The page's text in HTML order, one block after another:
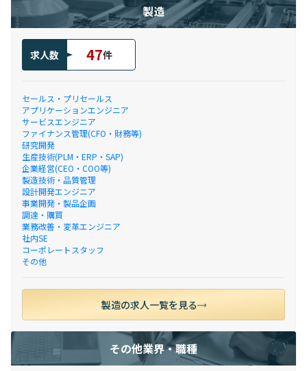
製造
求人数 47件
セールス・プリセールス
アプリケーションエンジニア
サービスエンジニア
ファイナンス管理(CFO・財務等)
研究開発
生産技術(PLM・ERP・SAP)
企業経営(CEO・COO等)
製造技術・品質管理
設計開発エンジニア
事業開発・製品企画
調達・購買
業務改善・変革エンジニア
社内SE
コーポレートスタッフ
その他
製造の求人一覧を見る
その他業界・職種